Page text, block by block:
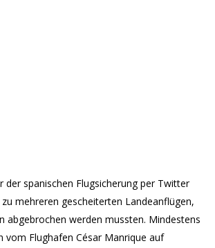
der spanischen Flugsicherung per Twitter
mehreren gescheiterten Landeanflügen,
abgebrochen werden mussten. Mindestens
vom Flughafen César Manrique auf